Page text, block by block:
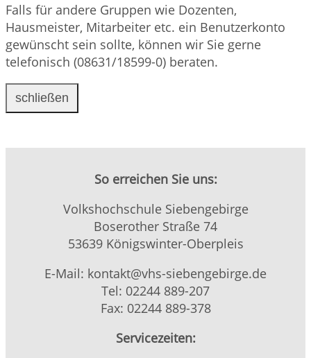
Falls für andere Gruppen wie Dozenten,
Hausmeister, Mitarbeiter etc. ein Benutzerkonto
gewünscht sein sollte, können wir Sie gerne
telefonisch (08631/18599-0) beraten.
schließen
So erreichen Sie uns:
Volkshochschule Siebengebirge
Boserother Straße 74
53639 Königswinter-Oberpleis
E-Mail: kontakt@vhs-siebengebirge.de
Tel: 02244 889-207
Fax: 02244 889-378
Servicezeiten: